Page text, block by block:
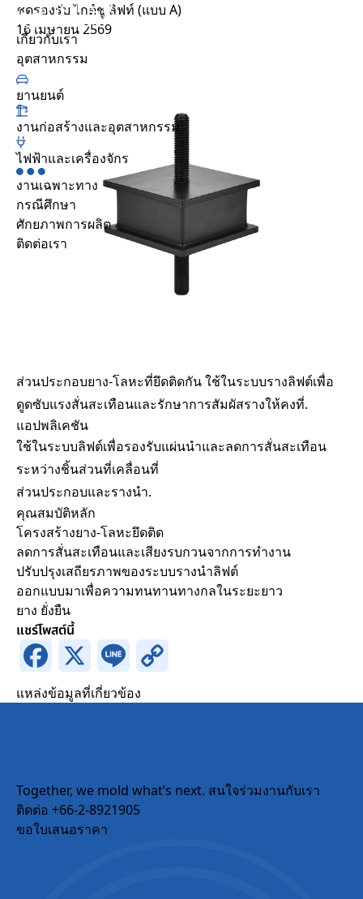
เกี่ยวกับเรา
อุตสาหกรรม
ยานยนต์
งานก่อสร้างและอุตสาหกรรม
ไฟฟ้าและเครื่องจักร
งานเฉพาะทาง
กรณีศึกษา
ศักยภาพการผลิต
ติดต่อเรา
เกี่ยวกับเรา กรณีศึกษา
กรณีศึกษา
ความยั่งยืน
ศูนย์รวมทรัพยากร
คำถามที่พบบ่อย
ร่วมงานกับเรา
ติดต่อเรา
อุตสาหกรรม
ยานยนต์
งานก่อสร้างและอุตสาหกรรม
ไฟฟ้าและเครื่องจักร
งานเฉพาะทาง
ขอใบเสนอราคา
Request a Quotation
ต้องกรอกฟิลด์ที่มีเครื่องหมาย
Full Name
Phone Number*
Company Name
ชุดรองรับ ไกด์ชู ลิฟท์ (แบบ A)
16 เมษายน 2569
ส่วนประกอบยาง-โลหะที่ยึดติดกัน ใช้ในระบบรางลิฟต์เพื่อ
ดูดซับแรงสั่นสะเทือนและรักษาการสัมผัสรางให้คงที่.
แอปพลิเคชัน
ใช้ในระบบลิฟต์เพื่อรองรับแผ่นนำและลดการสั่นสะเทือน
ระหว่างชิ้นส่วนที่เคลื่อนที่
ส่วนประกอบและรางนำ.
คุณสมบัติหลัก
โครงสร้างยาง-โลหะยึดติด
ลดการสั่นสะเทือนและเสียงรบกวนจากการทำงาน
ปรับปรุงเสถียรภาพของระบบรางนำลิฟต์
ออกแบบมาเพื่อความทนทานทางกลในระยะยาว
ยาง ยั่งยืน
แชร์โพสต์นี้
Facebook
Line
แหล่งข้อมูลที่เกี่ยวข้อง
Together, we mold what’s next. สนใจร่วมงานกับเรา
ติดต่อ +66-2-8921905
ขอใบเสนอราคา